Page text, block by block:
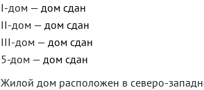
I-дом — дом сдан
II-дом — дом сдан
III-дом — дом сдан
5-дом — дом сдан
Жилой дом расположен в северо-